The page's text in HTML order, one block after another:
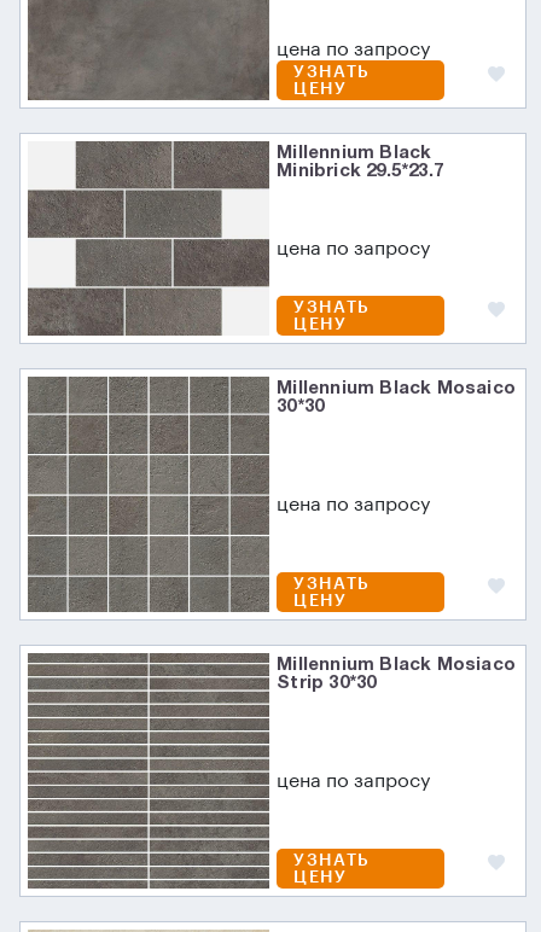
цена по запросу
УЗНАТЬ
ЦЕНУ
Millennium Black
Minibrick 29.5*23.7
цена по запросу
УЗНАТЬ
ЦЕНУ
Millennium Black Mosaico
30*30
цена по запросу
УЗНАТЬ
ЦЕНУ
Millennium Black Mosiaco
Strip 30*30
цена по запросу
УЗНАТЬ
ЦЕНУ